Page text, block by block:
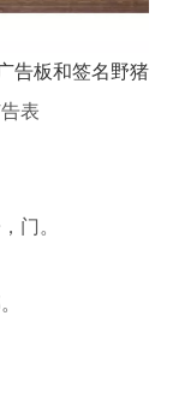
告板和签名野猪
表
门。